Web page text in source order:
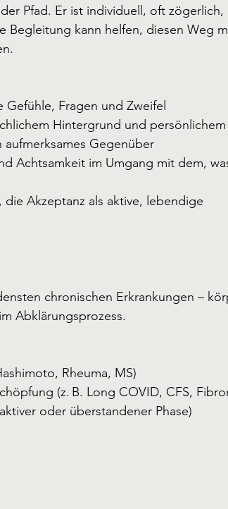
Pfad. Er ist individuell, oft zögerlich,
Begleitung kann helfen, diesen Weg
Fragen und Zweifel
Hintergrund und persönlichem
Gegenüber
Achtsamkeit im Umgang mit dem,
Akzeptanz als aktive, lebendige
chronischen Erkrankungen –
Abklärungsprozess.
Rheuma, MS)
(z. B. Long COVID, CFS,
oder überstandener Phase)